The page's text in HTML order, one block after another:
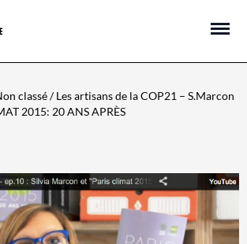
Open
classé/ Les artisans de la COP21 – S.Marcon
2015: 20 ANS APRÈS